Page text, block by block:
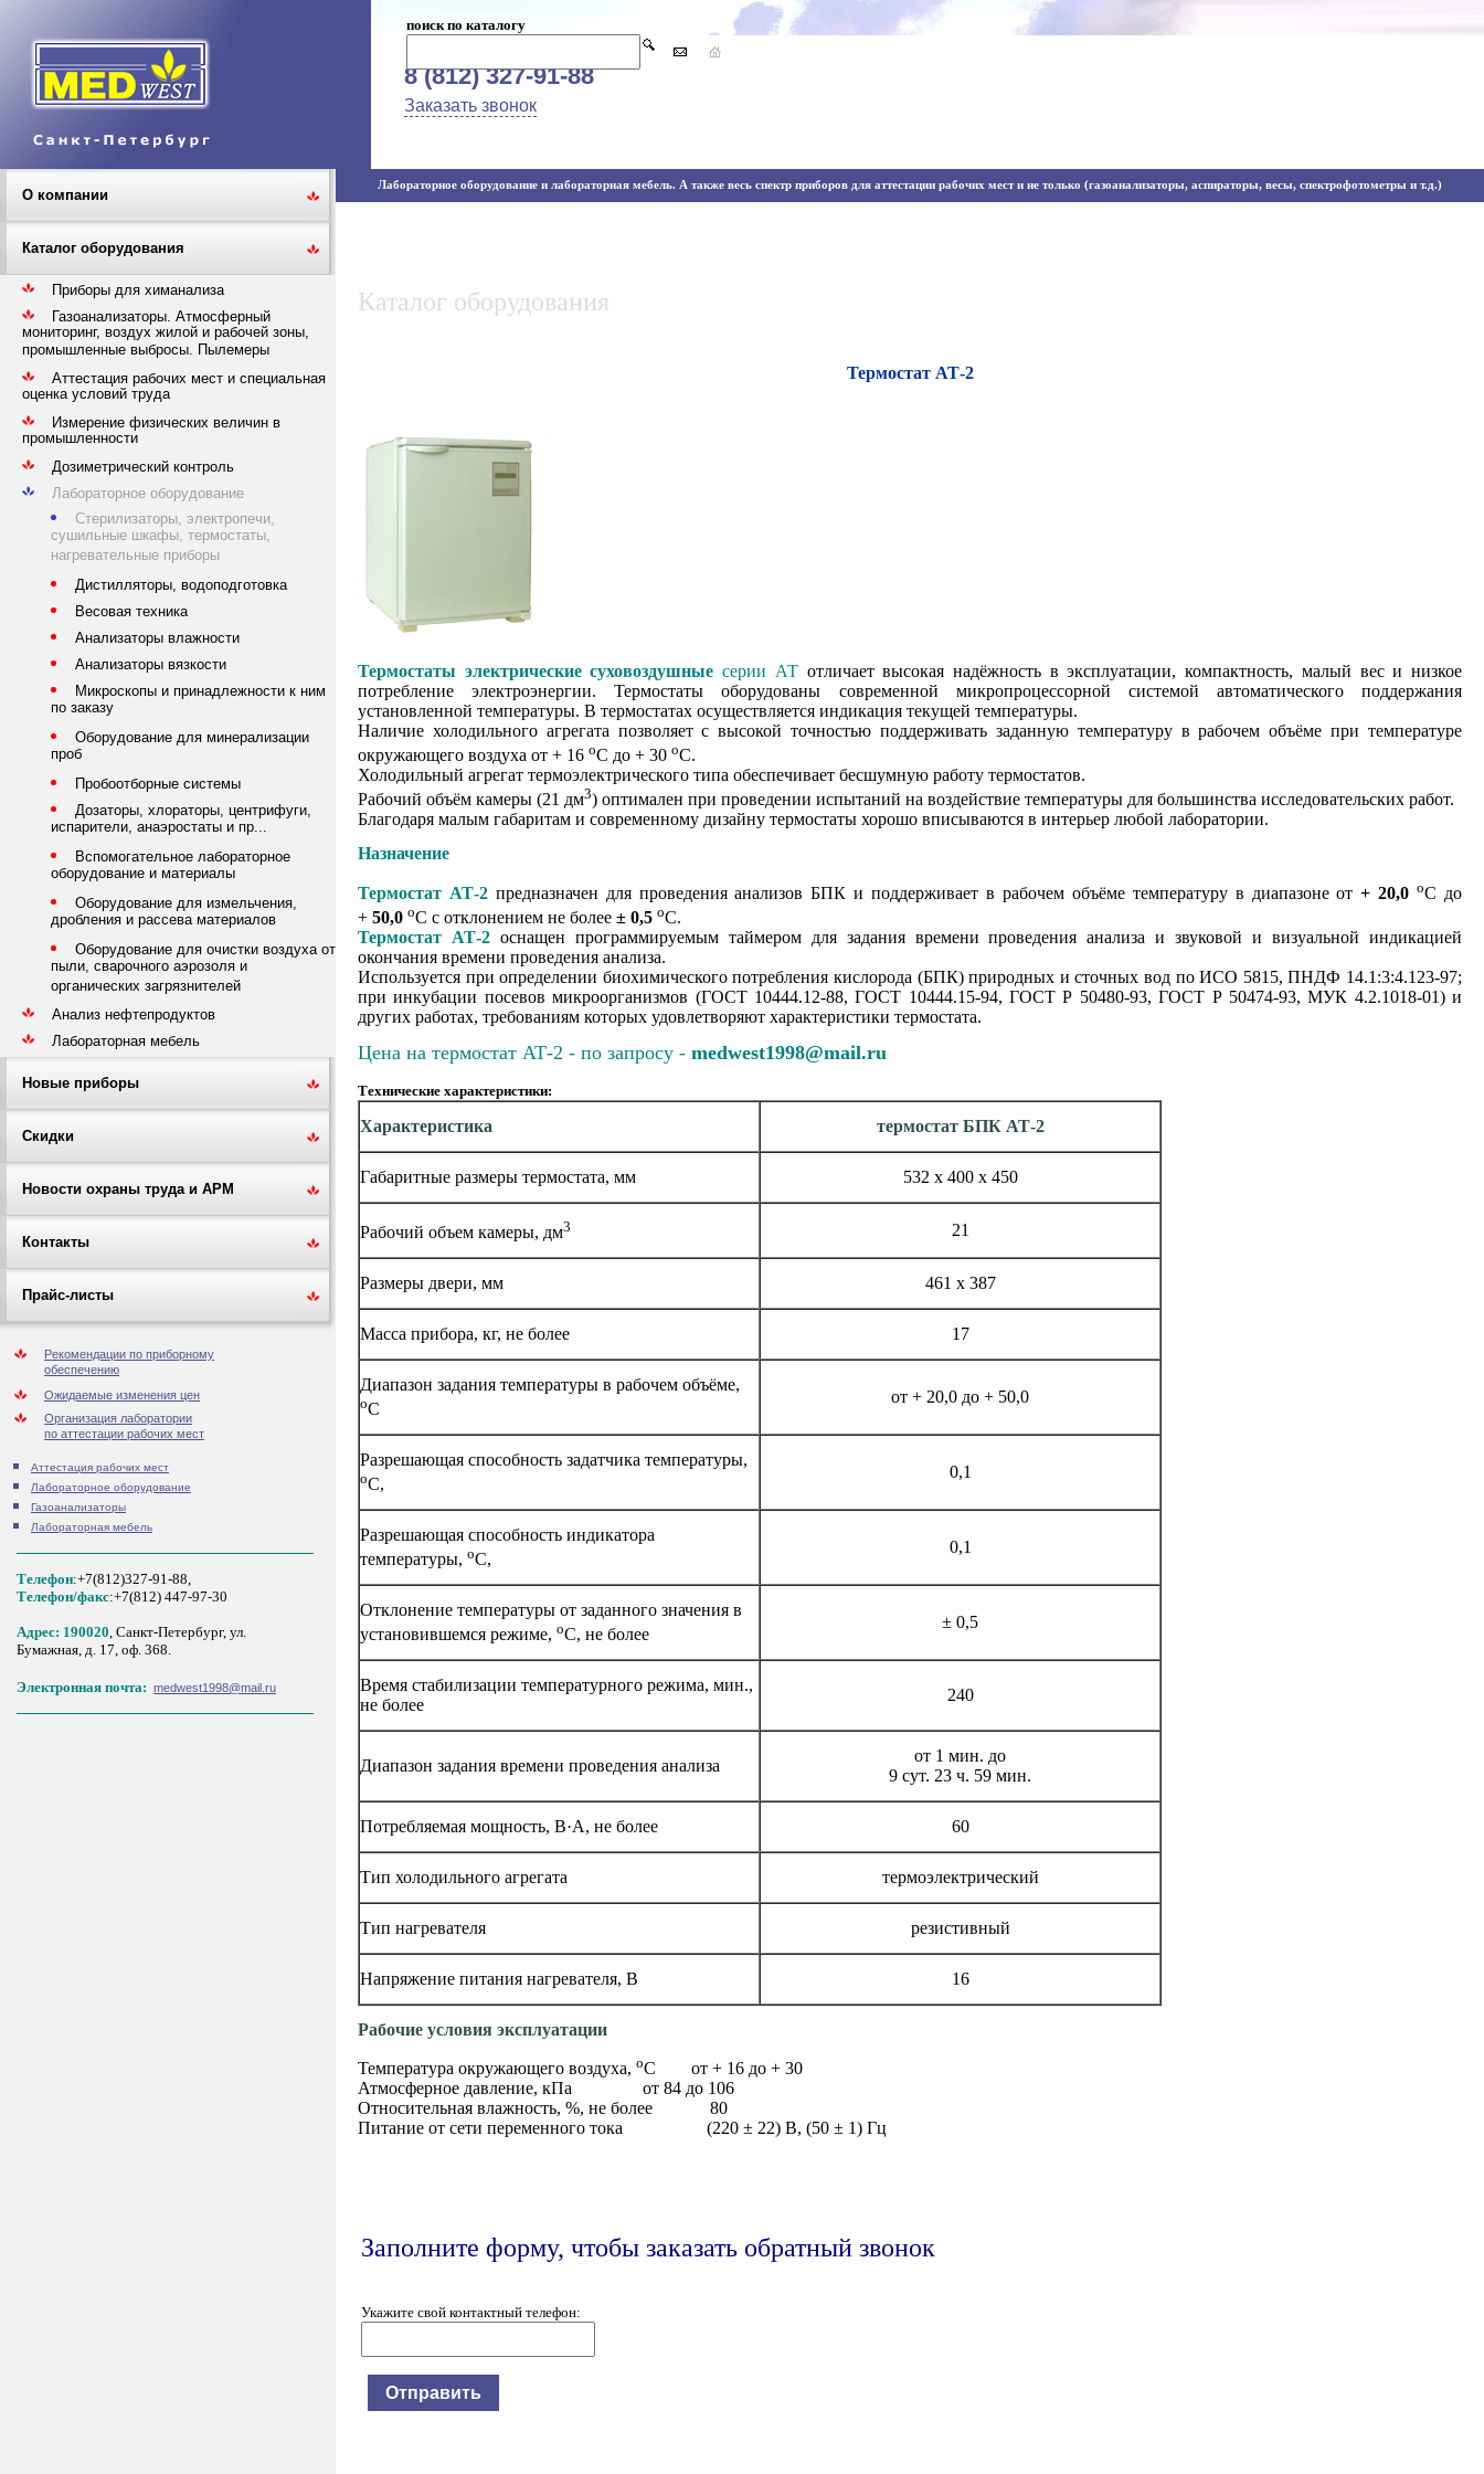
поиск по каталогу
8 (812) 327-91-88
Заказать звонок
О компании
Каталог оборудования
Приборы для химанализа
Газоанализаторы. Атмосферный
мониторинг, воздух жилой и рабочей зоны,
промышленные выбросы. Пылемеры
Аттестация рабочих мест и специальная
оценка условий труда
Измерение физических величин в
промышленности
Дозиметрический контроль
Лабораторное оборудование
Стерилизаторы, электропечи,
сушильные шкафы, термостаты,
нагревательные приборы
Дистилляторы, водоподготовка
Весовая техника
Анализаторы влажности
Анализаторы вязкости
Микроскопы и принадлежности к ним
по заказу
Оборудование для минерализации
проб
Пробоотборные системы
Дозаторы, хлораторы, центрифуги,
испарители, анаэростаты и пр...
Вспомогательное лабораторное
оборудование и материалы
Оборудование для измельчения,
дробления и рассева материалов
Оборудование для очистки воздуха от
пыли, сварочного аэрозоля и
органических загрязнителей
Анализ нефтепродуктов
Лабораторная мебель
Новые приборы
Скидки
Новости охраны труда и АРМ
Контакты
Прайс-листы
Рекомендации по приборному
обеспечению
Ожидаемые изменения цен
Организация лаборатории
по аттестации рабочих мест
Аттестация рабочих мест
Лабораторное оборудование
Газоанализаторы
Лабораторная мебель
Телефон:+7(812)327-91-88,
Tелефон/факс:+7(812) 447-97-30
Адрес: 190020, Санкт-Петербург, ул.
Бумажная, д. 17, оф. 368.
Электронная почта: medwest1998@mail.ru
Лабораторное оборудование и лабораторная мебель. А также весь спектр приборов для аттестации рабочих мест и не только (газоанализаторы, аспираторы, весы, спектрофотометры и т.д.)
Каталог оборудования
Термостат АТ-2
Термостаты электрические суховоздушные серии АТотличает высокая надёжность в эксплуатации, компактность, малый вес и низкое
потребление электроэнергии. Термостаты оборудованы современной микропроцессорной системой автоматического поддержания
установленной температуры. В термостатах осуществляется индикация текущей температуры.
Наличие холодильного агрегата позволяет с высокой точностью поддерживать заданную температуру в рабочем объёме при температуре
окружающего воздуха от + 16 оС до + 30 оС.
Холодильный агрегат термоэлектрического типа обеспечивает бесшумную работу термостатов.
Рабочий объём камеры (21 дм3) оптимален при проведении испытаний на воздействие температуры для большинства исследовательских работ.
Благодаря малым габаритам и современному дизайну термостаты хорошо вписываются в интерьер любой лаборатории.
Назначение
Термостат АТ-2 предназначен для проведения анализов БПК и поддерживает в рабочем объёме температуру в диапазоне от+ 20,0 oС до
+ 50,0 oС с отклонением не более ± 0,5 oС.
Термостат АТ-2оснащен программируемым таймером для задания времени проведения анализа и звуковой и визуальной индикацией
окончания времени проведения анализа.
Используется при определении биохимического потребления кислорода (БПК) природных и сточных вод по ИСО 5815, ПНДФ 14.1:3:4.123-97;
при инкубации посевов микроорганизмов (ГОСТ 10444.12-88, ГОСТ 10444.15-94, ГОСТ Р 50480-93, ГОСТ Р 50474-93, МУК 4.2.1018-01) и
других работах, требованиям которых удовлетворяют характеристики термостата.
Цена на термостат АТ-2 - по запросу - medwest1998@mail.ru
Технические характеристики:
Характеристика термостат БПК АТ-2
Габаритные размеры термостата, мм 532 х 400 х 450
Рабочий объем камеры, дм3 21
Размеры двери, мм 461 х 387
Масса прибора, кг, не более 17
Диапазон задания температуры в рабочем объёме,
oС
от + 20,0 до + 50,0
Разрешающая способность задатчика температуры,
oС,
0,1
Разрешающая способность индикатора
температуры, oС,
0,1
Отклонение температуры от заданного значения в
установившемся режиме, oС, не более
± 0,5
Время стабилизации температурного режима, мин.,
не более
240
Диапазон задания времени проведения анализа
от 1 мин. до
9 сут. 23 ч. 59 мин.
Потребляемая мощность, В·А, не более 60
Тип холодильного агрегата термоэлектрический
Тип нагревателя резистивный
Напряжение питания нагревателя, В 16
Рабочие условия эксплуатации
Температура окружающего воздуха, oС от + 16 до + 30
Атмосферное давление, кПа от 84 до 106
Относительная влажность, %, не более 80
Питание от сети переменного тока (220 ± 22) В, (50 ± 1) Гц
Заполните форму, чтобы заказать обратный звонок
Укажите свой контактный телефон: